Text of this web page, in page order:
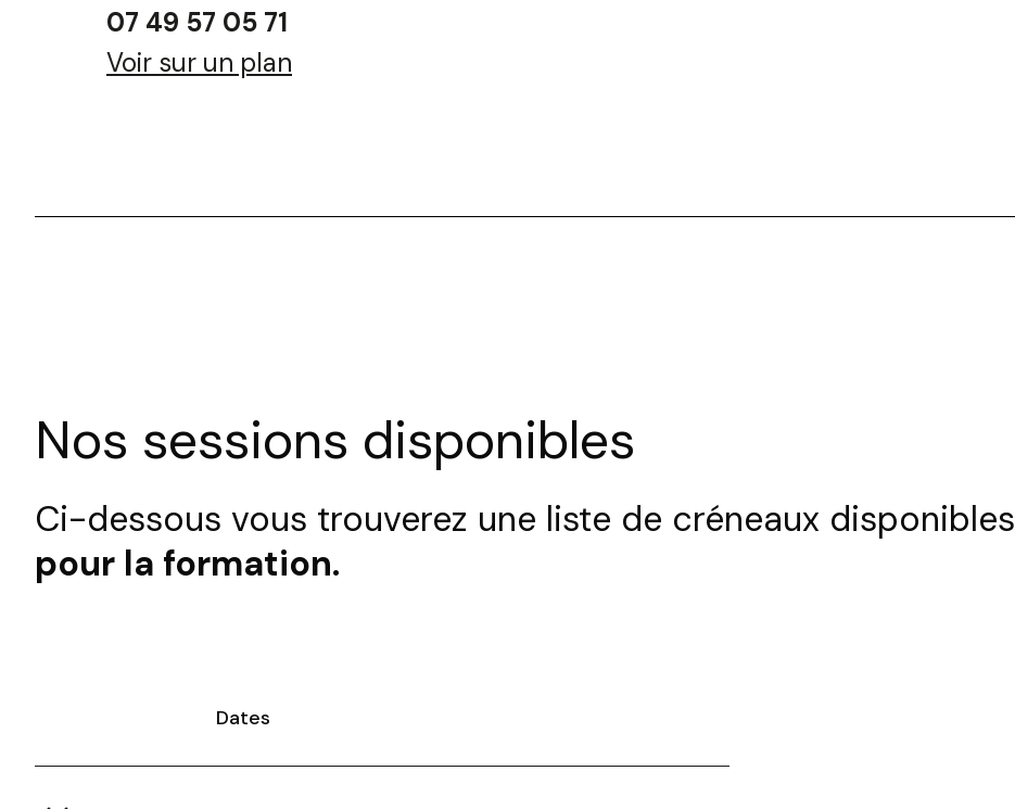
07 49 57 05 71
Voir sur un plan
Nos sessions disponibles
Ci-dessous vous trouverez une liste de créneaux disponibles
pour la formation.
Dates